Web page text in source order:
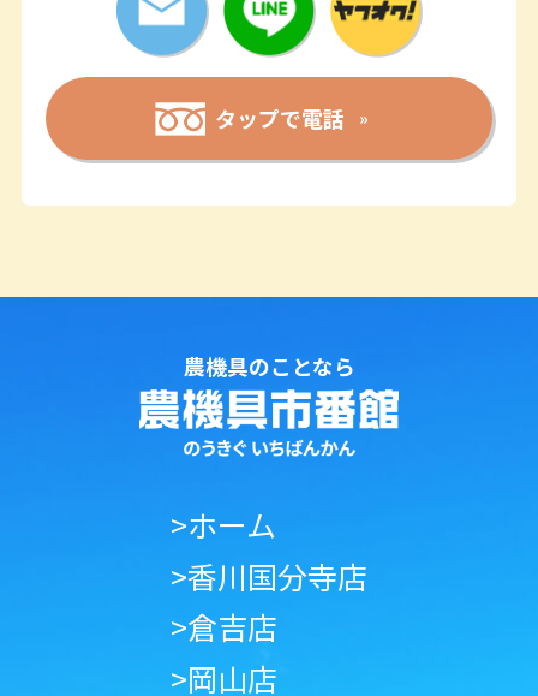
タップで電話
農機具のことなら
>ホーム
>香川国分寺店
>倉吉店
>岡山店